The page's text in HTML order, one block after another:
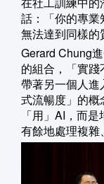
話：「你的專
無法達到同樣的
Gerard Chung
的組合，「實
帶著另一個人
式流暢度」的
「用」AI，而
有餘地處理複雜